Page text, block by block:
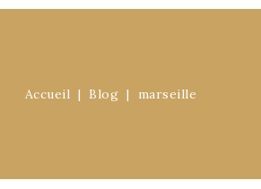
Accueil Blog marseille